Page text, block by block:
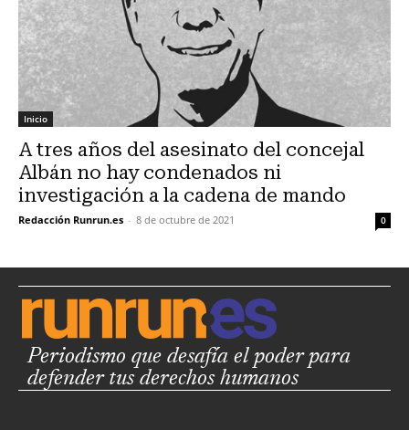
Inicio
A tres años del asesinato del concejal
Albán no hay condenados ni
investigación a la cadena de mando
Redacción Runrun.es - 8 de octubre de 2021 0
Periodismo que desafía el poder para
defender tus derechos humanos